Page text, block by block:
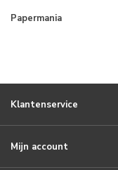
Papermania
Klantenservice
Mijn account